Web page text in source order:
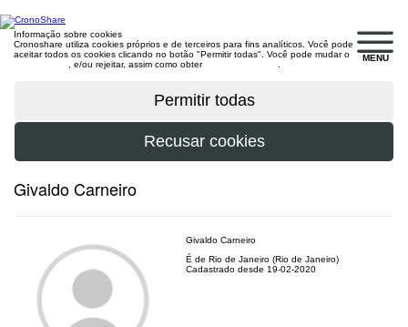
MENU
Informação sobre cookies
Cronoshare utiliza cookies próprios e de terceiros para fins analíticos. Você pode
aceitar todos os cookies clicando no botão "Permitir todas". Você pode mudar o
, e/ou rejeitar, assim como obter
Givaldo Carneiro
Givaldo Carneiro
É de Rio de Janeiro (Rio de Janeiro)
Cadastrado desde 19-02-2020